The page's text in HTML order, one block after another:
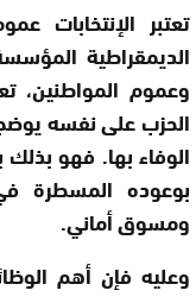
تعتبر
الديمقراطية
وعموم المواطنين،
الحزب على نفسه يوضح
الوفاء بها. فهو بذلك
بوعوده المسطرة
ومسوق أماني.
وعليه فإن أهم